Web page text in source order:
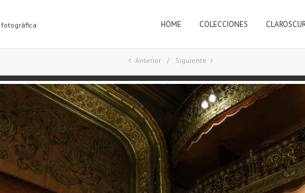
fotográfica HOME COLECCIONES
Anterior Siguiente